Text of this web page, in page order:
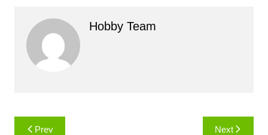
Hobby Team
Навигация
Prev Next